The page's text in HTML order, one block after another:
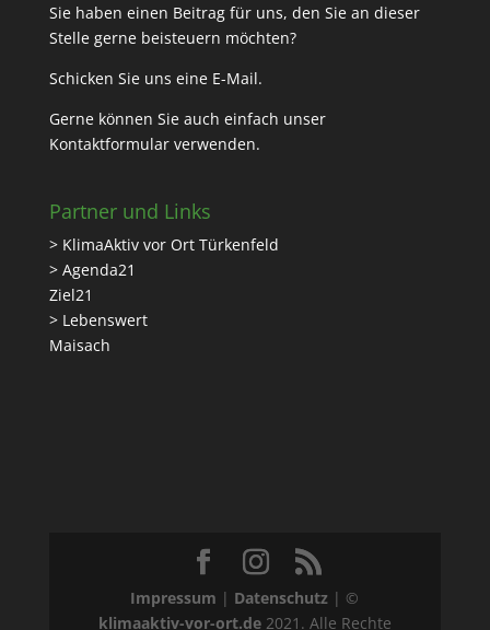
Sie haben einen Beitrag für uns, den Sie an dieser
Stelle gerne beisteuern möchten?
Schicken Sie uns eine E-Mail.
Gerne können Sie auch einfach unser
Kontaktformularverwenden.
Partner und Links
> KlimaAktiv vor Ort Türkenfeld
> Agenda21
Ziel21
> Lebenswert
Maisach
Impressum | Datenschutz | ©
klimaaktiv-vor-ort.de2021. Alle Rechte